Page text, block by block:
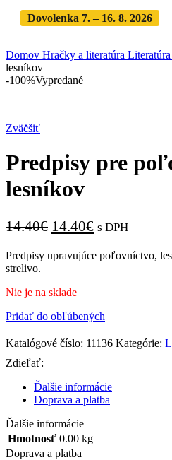
Dovolenka 7. – 16. 8. 2026
Domov Hračky a literatúra Literatúra
lesníkov
-100%Vypredané
Zväčšiť
Predpisy pre
lesníkov
14.40€ 14.40€ s DPH
Predpisy upravujúce poľovníctvo,
strelivo.
Nie je na sklade
Pridať do obľúbených
Katalógové číslo: 11136 Kategórie:
Zdieľať:
Ďalšie informácie
Doprava a platba
Ďalšie informácie
Hmotnosť 0.00 kg
Doprava a platba